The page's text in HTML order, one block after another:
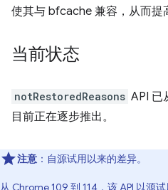
使其与 bfcache 兼容，从而提
当前状态
notRestoredReasons API 已
目前正在逐步推出。
注意 ：自源试用以来的差异。
从 Chrome 109 到 114， 该 API 以源